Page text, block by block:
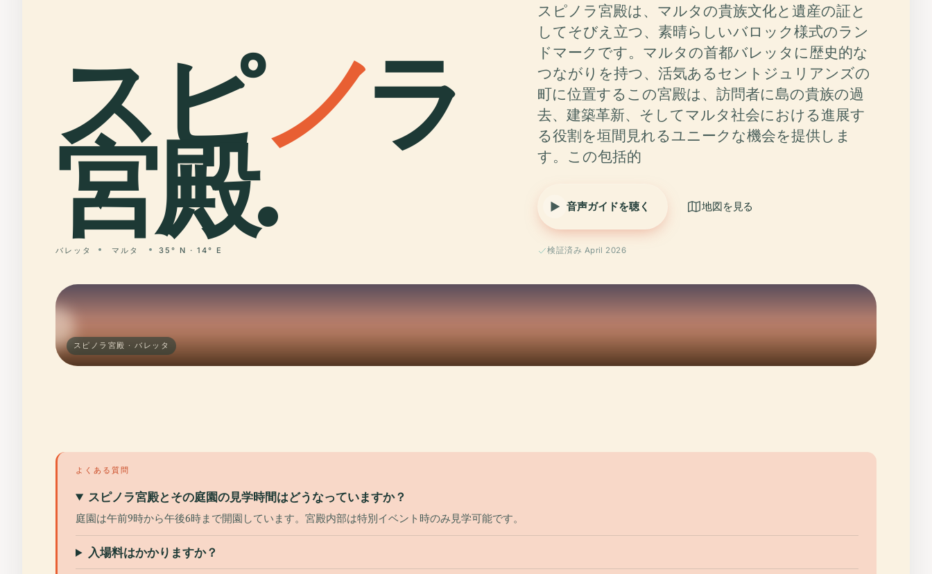
スピノラ
宮殿.
バレッタ マルタ 35° N · 14° E
スピノラ宮殿は、マルタの貴族文化と遺産の証と
してそびえ立つ、素晴らしいバロック様式のラン
ドマークです。マルタの首都バレッタに歴史的な
つながりを持つ、活気あるセントジュリアンズの
町に位置するこの宮殿は、訪問者に島の貴族の過
去、建築革新、そしてマルタ社会における進展す
る役割を垣間見れるユニークな機会を提供しま
す。この包括的
音声ガイドを聴く 地図を見る
検証済み April 2026
スピノラ宮殿 · バレッタ
よくある質問
スピノラ宮殿とその庭園の見学時間はどうなっていますか？
庭園は午前9時から午後6時まで開園しています。宮殿内部は特別イベント時のみ見学可能です。
入場料はかかりますか？